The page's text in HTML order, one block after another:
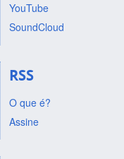
YouTube
SoundCloud
RSS
O que é?
Assine